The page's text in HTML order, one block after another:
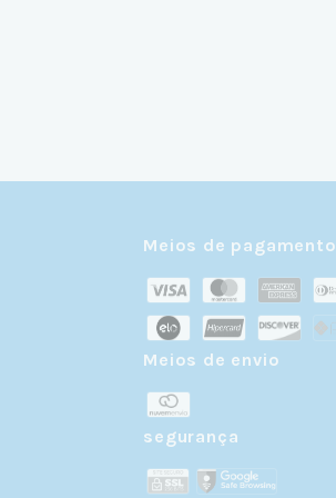
Meios de pagamento
Meios de envio
segurança